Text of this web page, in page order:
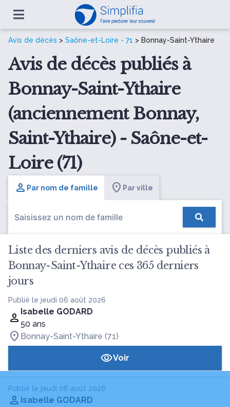
Avis de décès > Saône-et-Loire - 71 > Bonnay-Saint-Ythaire
Avis de décès publiés à
Bonnay-Saint-Ythaire
(anciennement Bonnay,
Saint-Ythaire) - Saône-et-
Loire (71)
Par nom de famille Par ville
Liste des derniers avis de décès publiés à
Bonnay-Saint-Ythaire ces 365 derniers
jours
Publié le jeudi 06 août 2026
Isabelle GODARD
50 ans
Bonnay-Saint-Ythaire (71)
Voir
Publié le jeudi 06 août 2026
Isabelle GODARD